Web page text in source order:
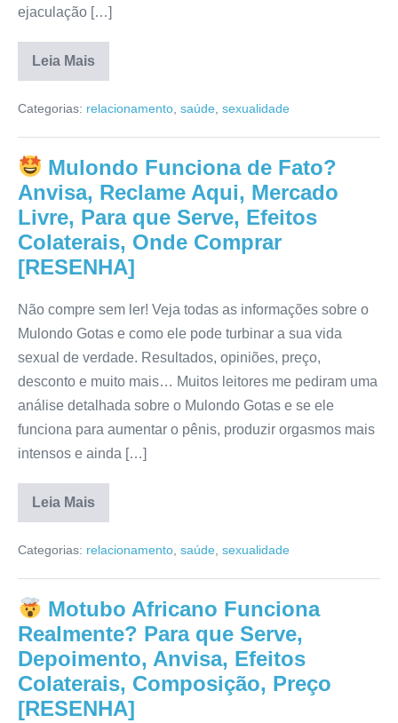
ejaculação […]
Leia Mais
Pau
Cavalo
de
Preço,
Comprar,
Anvisa,
Reclame
Aqui,
Bula,
Mercado
Categorias: relacionamento saúde sexualidade
Mulondo Funciona de Fato?
Anvisa, Reclame Aqui, Mercado
Livre, Para que Serve, Efeitos
Colaterais, Onde Comprar
[RESENHA]
Não compre sem ler! Veja todas as informações sobre o
Mulondo Gotas e como ele pode turbinar a sua vida
sexual de verdade. Resultados, opiniões, preço,
desconto e muito mais… Muitos leitores me pediram uma
análise detalhada sobre o Mulondo Gotas e se ele
funciona para aumentar o pênis, produzir orgasmos mais
intensos e ainda […]
Leia Mais
Mulondo
de
Anvisa,
Aqui,
Livre,
Para
que
Serve,
Efeitos
Colaterais,
Categorias: relacionamento saúde sexualidade
Motubo Africano Funciona
Realmente? Para que Serve,
Depoimento, Anvisa, Efeitos
Colaterais, Composição, Preço
[RESENHA]